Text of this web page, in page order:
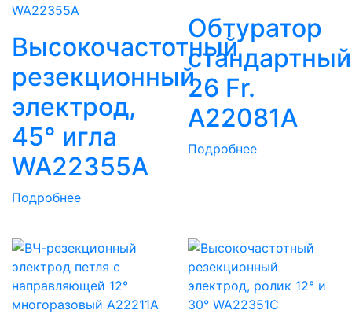
Высокочастотный
резекционный
электрод,
45° игла
WA22355A
Подробнее
Обтуратор
стандартный
26 Fr.
A22081A
Подробнее